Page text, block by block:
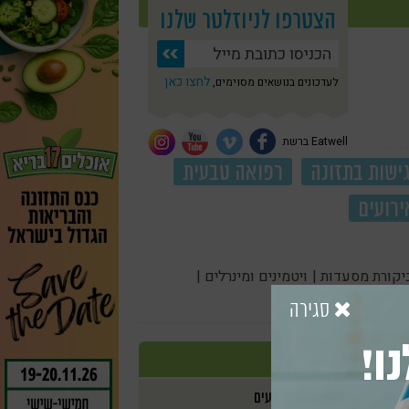
הצטרפו לניוזלטר שלנו
לעדכונים בנושאים מסוימים, לחצו כאן
Eatwell ברשת
גישות בתזונה
רפואה טבעית
מסעדות | ויטמינים ומינרלים |
אירועים
סגירה